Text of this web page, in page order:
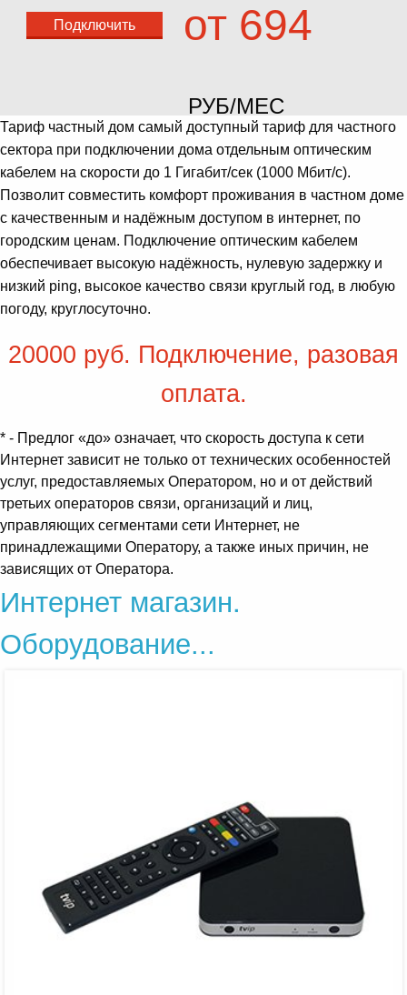
Подключить от 694
РУБ/МЕС
Тариф частный дом самый доступный тариф для частного
сектора при подключении дома отдельным оптическим
кабелем на скорости до 1 Гигабит/сек (1000 Мбит/с).
Позволит совместить комфорт проживания в частном доме
с качественным и надёжным доступом в интернет, по
городским ценам. Подключение оптическим кабелем
обеспечивает высокую надёжность, нулевую задержку и
низкий ping, высокое качество связи круглый год, в любую
погоду, круглосуточно.
20000 руб. Подключение, разовая
оплата.
* - Предлог «до» означает, что скорость доступа к сети
Интернет зависит не только от технических особенностей
услуг, предоставляемых Оператором, но и от действий
третьих операторов связи, организаций и лиц,
управляющих сегментами сети Интернет, не
принадлежащими Оператору, а также иных причин, не
зависящих от Оператора.
Интернет магазин.
Оборудование...